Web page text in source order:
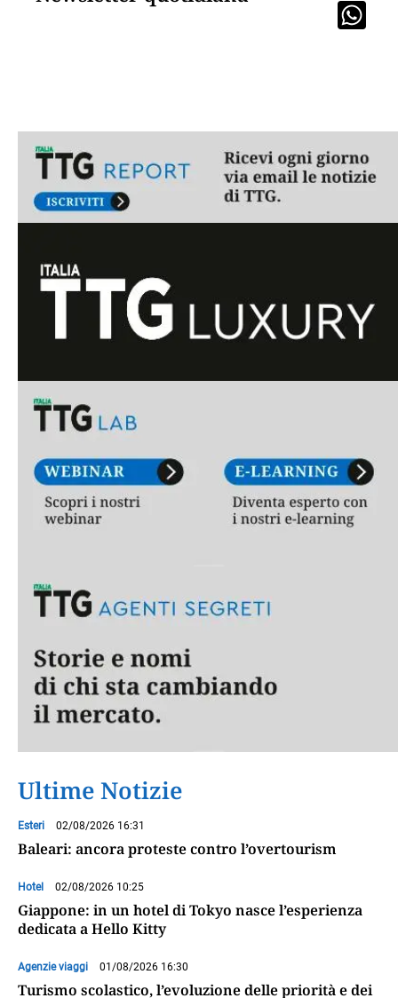
Ultime Notizie
Esteri 02/08/2026 16:31
Baleari: ancora proteste contro l’overtourism
Hotel 02/08/2026 10:25
Giappone: in un hotel di Tokyo nasce l’esperienza
dedicata a Hello Kitty
Agenzie viaggi 01/08/2026 16:30
Turismo scolastico, l’evoluzione delle priorità e dei